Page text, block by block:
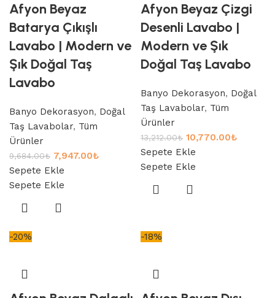
Afyon Beyaz
Batarya Çıkışlı
Lavabo | Modern ve
Şık Doğal Taş
Lavabo
Banyo Dekorasyon, Doğal
Taş Lavabolar, Tüm
Ürünler
9,684.00₺ 7,947.00₺
Sepete Ekle
Sepete Ekle
Afyon Beyaz Çizgi
Desenli Lavabo |
Modern ve Şık
Doğal Taş Lavabo
Banyo Dekorasyon, Doğal
Taş Lavabolar, Tüm
Ürünler
13,212.00₺ 10,770.00₺
Sepete Ekle
Sepete Ekle
-20% -18%